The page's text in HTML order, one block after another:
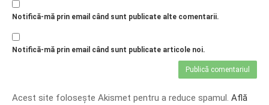
Notifică-mă prin email când sunt publicate alte comentarii.
Notifică-mă prin email când sunt publicate articole noi.
Acest site folosește Akismet pentru a reduce spamul. Află